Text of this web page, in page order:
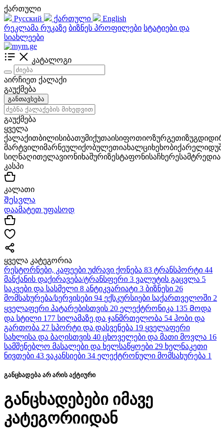
ქართული
Русский
ქართული
English
რეკლამა რუკაზე ბიზნეს პროფილები სტატიები და
სიახლეები
კატალოგი
აირჩიეთ ქალაქი
გაუქმება
განთავსება
გაუქმება
ყველა
ქალაქითბილისიბათუმიქუთაისიფოთიოზურგეთიზუგდიდი
მარტვილიმარნეულიქობულეთიახალციხეხობიქარელი
სიღნაღითელავიონიხაშურიზესტაფონისაჩხერესამტრედია
კასპი
კალათი
Შესვლა
დაამატეთ უფასოდ
ყველა კატეგორია
რესტორნები, კაფეები უძრავი ქონება 83 ტრანსპორტი 44
მანქანის დაქირავება/ტრანსფერი 3 ვალუტის გაცვლა 5
საკვები და სასმელი 8 ანტიკვარიატი 3 ბიზნესი 26
მომსახურება/სერვისები 94 ექსკურსიები საქართველოში 2
ყველაფერი პატარებისთვის 20 ელექტრონიკა 135 Მოდა
და სტილი 177 სილამაზე და ჯანმრთელობა 54 ჰობი და
გართობა 27 სპორტი და დასვენება 19 ყველაფერი
სახლისა და ბაღისთვის 40 ცხოველები და მათი მოვლა 16
სამშენებლო მასალები და ხელსაწყოები 29 ხელნაკეთი
ნივთები 43 ვაკანსიები 34 ელექტრონული მომსახურება 1
განცხადება არ არის აქტიური
განცხადებები იმავე
კატეგორიიდან